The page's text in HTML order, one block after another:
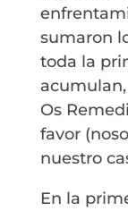
sumaron
toda la
acumulan,
Os
favor
nuestro
En la